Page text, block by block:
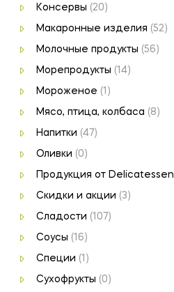
Консервы (20)
Макаронные изделия (52)
Молочные продукты (56)
Морепродукты (14)
Мороженое (1)
Мясо, птица, колбаса (8)
Напитки (47)
Оливки (0)
Продукция от Delicatessen
Скидки и акции (3)
Сладости (107)
Соусы (16)
Специи (1)
Сухофрукты (0)